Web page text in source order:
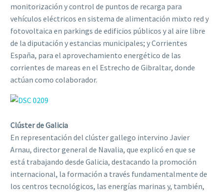
monitorización y control de puntos de recarga para
vehículos eléctricos en sistema de alimentación mixto red y
fotovoltaica en parkings de edificios públicos y al aire libre
de la diputación y estancias municipales; y Corrientes
España, para el aprovechamiento energético de las
corrientes de mareas en el Estrecho de Gibraltar, donde
actúan como colaborador.
Clúster de Galicia
En representación del clúster gallego intervino Javier
Arnau, director general de Navalia, que explicó en que se
está trabajando desde Galicia, destacando la promoción
internacional, la formación a través fundamentalmente de
los centros tecnológicos, las energías marinas y, también,